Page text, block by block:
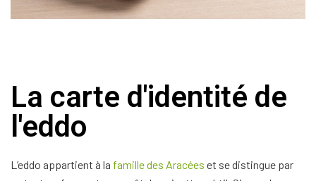
La carte d'identité de
l'eddo
L’eddo appartient à la famille des Aracées et se distingue par